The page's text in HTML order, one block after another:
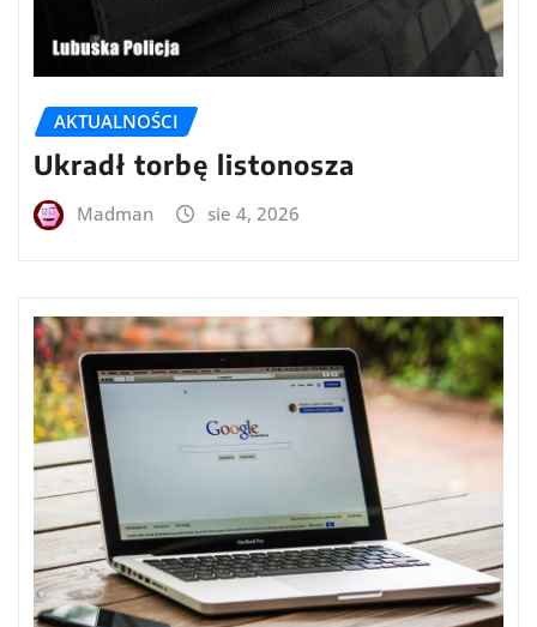
AKTUALNOŚCI
Ukradł torbę listonosza
Madman sie 4, 2026